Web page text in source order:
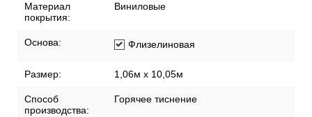
Материал
покрытия:
Виниловые
Основа: Флизелиновая
Размер: 1,06м х 10,05м
Способ
производства:
Горячее тиснение